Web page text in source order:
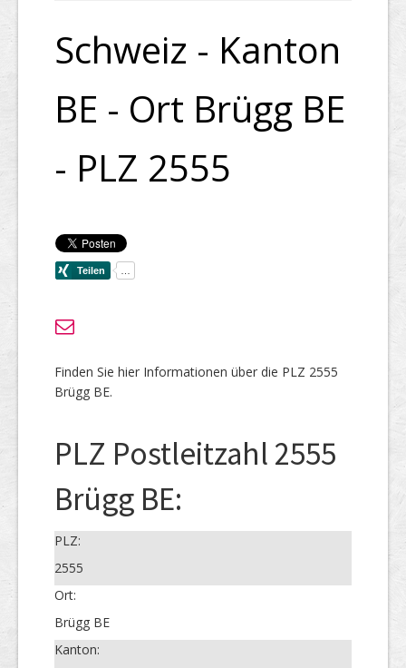
Schweiz - Kanton
BE - Ort Brügg BE
- PLZ 2555
Finden Sie hier Informationen über die PLZ 2555
Brügg BE.
PLZ Postleitzahl 2555
Brügg BE:
PLZ:
2555
Ort:
Brügg BE
Kanton: